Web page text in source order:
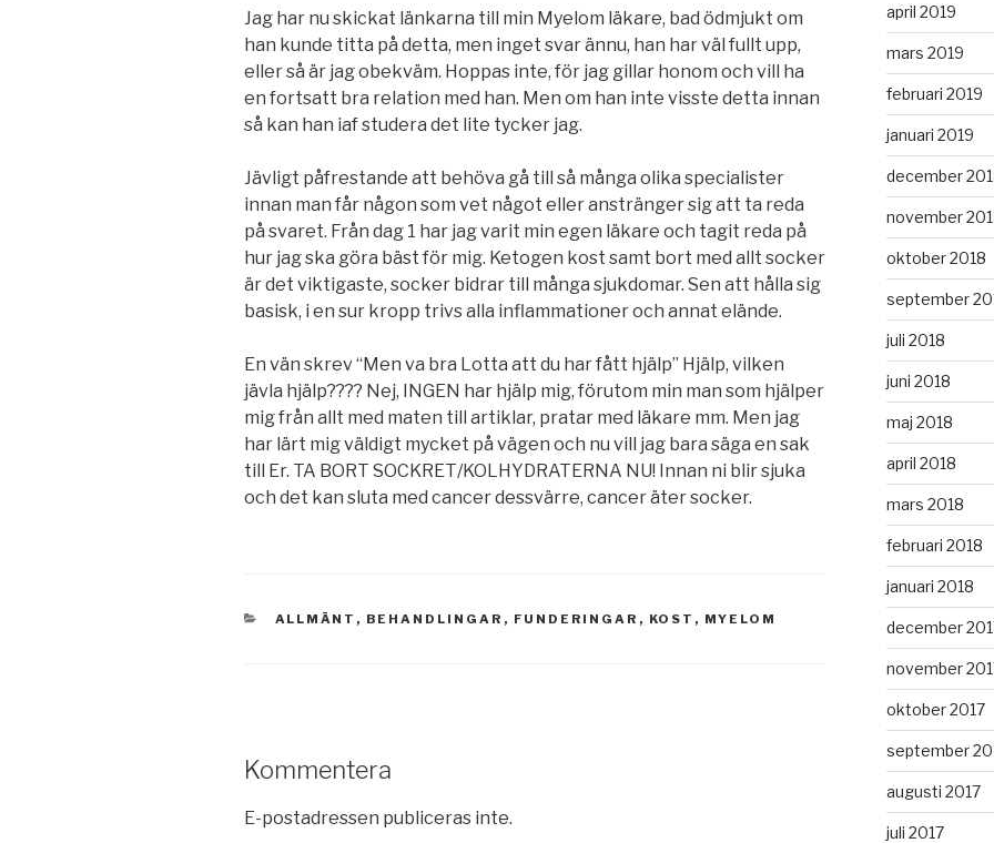
Jag har nu skickat länkarna till min Myelom läkare, bad ödmjukt om
han kunde titta på detta, men inget svar ännu, han har väl fullt upp,
eller så är jag obekväm. Hoppas inte, för jag gillar honom och vill ha
en fortsatt bra relation med han. Men om han inte visste detta innan
så kan han iaf studera det lite tycker jag.
Jävligt påfrestande att behöva gå till så många olika specialister
innan man får någon som vet något eller anstränger sig att ta reda
på svaret. Från dag 1 har jag varit min egen läkare och tagit reda på
hur jag ska göra bäst för mig. Ketogen kost samt bort med allt socker
är det viktigaste, socker bidrar till många sjukdomar. Sen att hålla sig
basisk, i en sur kropp trivs alla inflammationer och annat elände.
En vän skrev “Men va bra Lotta att du har fått hjälp” Hjälp, vilken
jävla hjälp???? Nej, INGEN har hjälp mig, förutom min man som hjälper
mig från allt med maten till artiklar, pratar med läkare mm. Men jag
har lärt mig väldigt mycket på vägen och nu vill jag bara säga en sak
till Er. TA BORT SOCKRET/KOLHYDRATERNA NU! Innan ni blir sjuka
och det kan sluta med cancer dessvärre, cancer äter socker.
KATEGORIER
ALLMÄNT , BEHANDLINGAR , FUNDERINGAR , KOST , MYELOM
Kommentera
E-postadressen publiceras inte.
april 2019
mars 2019
februari 2019
januari 2019
december
november
oktober 2018
september
juli 2018
juni 2018
maj 2018
april 2018
mars 2018
februari 2018
januari 2018
december
november
oktober 2017
september
augusti 2017
juli 2017